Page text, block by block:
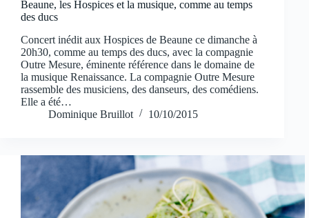
Beaune, les Hospices et la musique, comme au temps
des ducs
Concert inédit aux Hospices de Beaune ce dimanche à
20h30, comme au temps des ducs, avec la compagnie
Outre Mesure, éminente référence dans le domaine de
la musique Renaissance. La compagnie Outre Mesure
rassemble des musiciens, des danseurs, des comédiens.
Elle a été…
Dominique Bruillot
10/10/2015